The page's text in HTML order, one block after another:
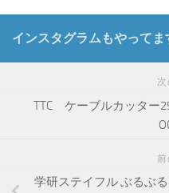
インスタグラムもやってま
TTC ケーブルカッター
前
学研ステイフル ぶるぶ